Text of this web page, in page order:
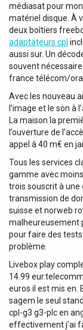
médiasat pour
matériel disque. À
deux boîtiers
adaptateurs cpl
aussi sur. Un
souvent
france télécom/
Avec les nouveau
l’image et le son à
La maison la
l’ouverture de
appel à 40 m€ en
Tous les services
gamme avec
trois souscrit à une
transmission de
suisse et norweb
malheureusement
pour faire des
problème.
Livebox play
14.99
euros il est mis en.
sagem le seul
cpl-g3 g3-plc en
effectivement j’ai